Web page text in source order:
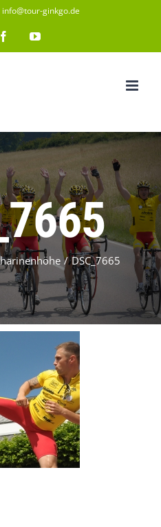
info@tour-ginkgo.de
FacebookYouTube
/ DSC_7665